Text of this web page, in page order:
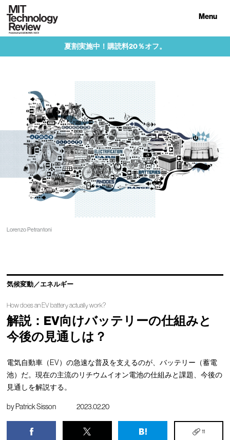
Menu
夏割実施中！購読料20％オフ。
Lorenzo Petrantoni
気候変動／エネルギー
How does an EV battery actually work?
解説：EV向けバッテリーの仕組みと
今後の見通しは？
電気自動車（EV）の急速な普及を支えるのが、バッテリー（蓄電
池）だ。現在の主流のリチウムイオン電池の仕組みと課題、今後の
見通しを解説する。
byPatrick Sisson 2023.02.20
11